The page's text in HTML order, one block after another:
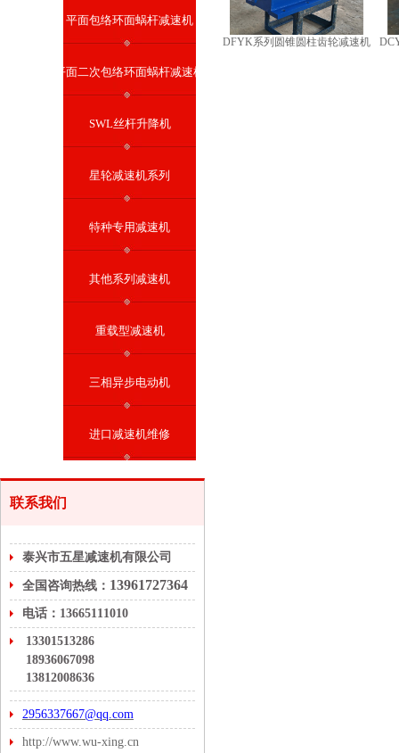
平面包络环面蜗杆减速机
平面二次包络环面蜗杆减速机
SWL丝杆升降机
星轮减速机系列
特种专用减速机
其他系列减速机
重载型减速机
三相异步电动机
进口减速机维修
联系我们
泰兴市五星减速机有限公司
全国咨询热线： 13961727364
电话：13665111010
13301513286
18936067098
13812008636
2956337667@qq.com
http://www.wu-xing.cn
DFYK系列圆锥圆柱齿轮减速机